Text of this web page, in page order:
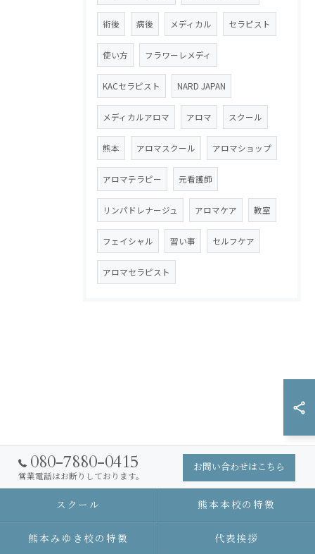
術後 病後 メディカル セラピスト
使い方 フラワーレメディ
KACセラピスト NARD JAPAN
メディカルアロマ アロマ スクール
熊本 アロマスクール アロマショップ
アロマテラピー 元看護師
リンパドレナージュ アロマケア 教室
フェイシャル 習い事 セルフケア
アロマセラピスト
080-7880-0415
営業電話はお断りしております。
お問い合わせはこちら
スクール 熊本本校の特徴
熊本みゆき校の特徴 代表挨拶